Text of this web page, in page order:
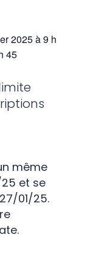
2025à9 h
45
même
et se
01/25.